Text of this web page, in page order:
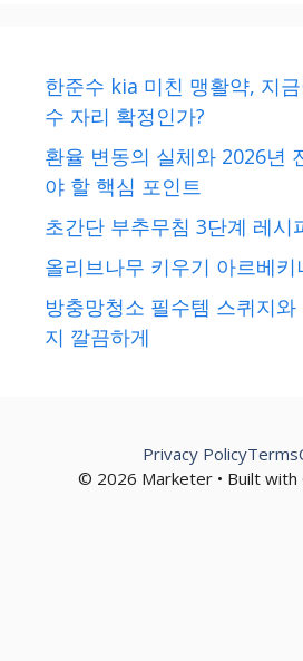
한준수 kia 미친 맹활약, 지
수 자리 확정인가?
환율 변동의 실체와 2026년
야 할 핵심 포인트
초간단 부추무침 3단계 레시
올리브나무 키우기 아르베
방충망청소 필수템 스퀴지
지 깔끔하게
© 2026 Marketer • Built with
Privacy PolicyTerms